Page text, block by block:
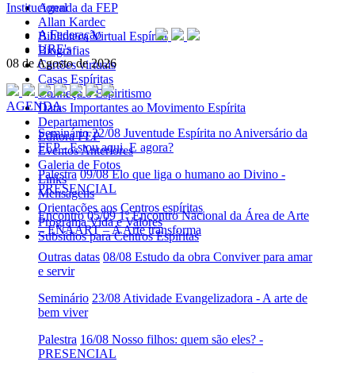
Agenda da FEP
Allan Kardec
Biblioteca Virtual Espírita
Biografias
Cartões virtuais
Casas Espíritas
Conheça o Espiritismo
Datas Importantes ao Movimento Espírita
Departamentos
Editora FEP
Eventos Anteriores
Galeria de Fotos
Links
Mensagens
Orientações aos Centros espíritas
Programa Vida e Valores
Subsídios para Centros Espíritas
Institucional
A Federação
URE's
08 de Agosto de 2026
AGENDA
Seminário 22/08 Juventude Espírita no Aniversário da
FEP - Estou aqui. E agora?
Palestra 09/08 Elo que liga o humano ao Divino -
PRESENCIAL
Encontro 05/09 1º Encontro Nacional da Área de Arte
– ENAART – A Arte transforma
Outras datas 08/08 Estudo da obra Conviver para amar
e servir
Seminário 23/08 Atividade Evangelizadora - A arte de
bem viver
Palestra 16/08 Nosso filhos: quem são eles? -
PRESENCIAL